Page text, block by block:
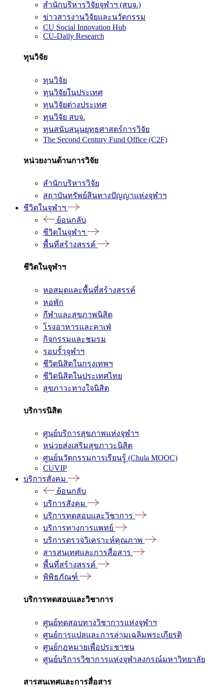
สำนักบริหารวิจัยจุฬาฯ (สบจ.)
ข่าวสารงานวิจัยและนวัตกรรม
CU Social Innovation Hub
CU-Daily Research
ทุนวิจัย
ทุนวิจัย
ทุนวิจัยในประเทศ
ทุนวิจัยต่างประเทศ
ทุนวิจัย สบจ.
ทุนสนับสนุนยุทธศาสตร์การวิจัย
The Second Century Fund Office (C2F)
หน่วยงานด้านการวิจัย
สำนักบริหารวิจัย
สถาบันทรัพย์สินทางปัญญาแห่งจุฬาฯ
ชีวิตในจุฬาฯ
ย้อนกลับ
ชีวิตในจุฬาฯ
พื้นที่สร้างสรรค์
ชีวิตในจุฬาฯ
หอสมุดและพื้นที่สร้างสรรค์
หอพัก
กีฬาและสุขภาพนิสิต
โรงอาหารและคาเฟ่
กิจกรรมและชมรม
รอบรั้วจุฬาฯ
ชีวิตนิสิตในกรุงเทพฯ
ชีวิตนิสิตในประเทศไทย
สุขภาวะทางใจนิสิต
บริการนิสิต
ศูนย์บริการสุขภาพแห่งจุฬาฯ
หน่วยส่งเสริมสุขภาวะนิสิต
ศูนย์นวัตกรรมการเรียนรู้ (Chula MOOC)
CUVIP
บริการสังคม
ย้อนกลับ
บริการสังคม
บริการทดสอบและวิชาการ
บริการทางการแพทย์
บริการตรวจวิเคราะห์คุณภาพ
สารสนเทศและการสื่อสาร
พื้นที่สร้างสรรค์
พิพิธภัณฑ์
บริการทดสอบและวิชาการ
ศูนย์ทดสอบทางวิชาการแห่งจุฬาฯ
ศูนย์การแปลและการล่ามเฉลิมพระเกียรติ
ศูนย์กฎหมายเพื่อประชาชน
ศูนย์บริการวิชาการแห่งจุฬาลงกรณ์มหาวิทยาลัย
สารสนเทศและการสื่อสาร